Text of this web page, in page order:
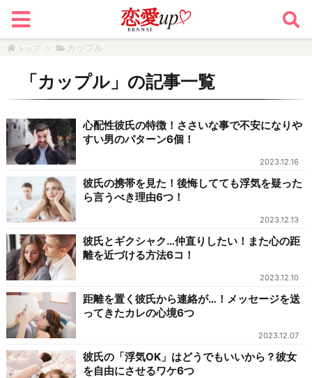
トップ > カップル
「カップル 」の記事一覧
心配性彼氏の特徴！ささいな事で不安になりや
すい男のパターン6個！
2023.12.16
彼氏の携帯を見た！後悔してても浮気を疑った
ら言うべき理由6つ！
2023.12.13
彼氏とギクシャク…仲直りしたい！また心の距
離を近づける方法6コ！
2023.12.10
距離を置く彼氏から連絡が…！メッセージを送
ってきたカレの心境6つ
2023.12.07
彼氏の「浮気OK」はどうでもいいから？彼女
を自由にさせるワケ6つ